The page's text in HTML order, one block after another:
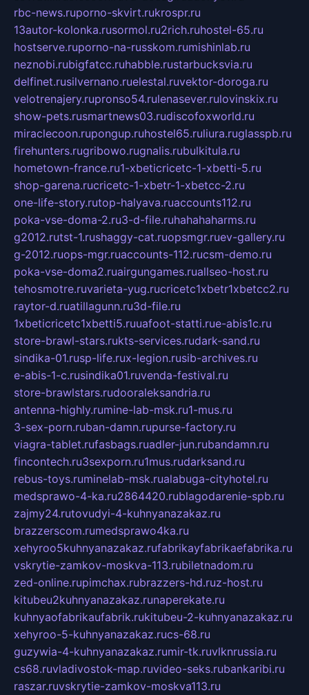
rbc-news.ruporno-skvirt.rukrospr.ru
13autor-kolonka.rusormol.ru2rich.ruhostel-65.ru
hostserve.ruporno-na-russkom.rumishinlab.ru
neznobi.rubigfatcc.ruhabble.rustarbucksvia.ru
delfinet.rusilvernano.ruelestal.ruvektor-doroga.ru
velotrenajery.rupronso54.rulenasever.rulovinskix.ru
show-pets.rusmartnews03.rudiscofoxworld.ru
miraclecoon.rupongup.ruhostel65.ruliura.ruglasspb.ru
firehunters.rugribowo.rugnalis.rubulkitula.ru
hometown-france.ru1-xbeticricetc-1-xbetti-5.ru
shop-garena.rucricetc-1-xbetr-1-xbetcc-2.ru
one-life-story.rutop-halyava.ruaccounts112.ru
poka-vse-doma-2.ru3-d-file.ruhahahaharms.ru
g2012.rutst-1.rushaggy-cat.ruopsmgr.ruev-gallery.ru
g-2012.ruops-mgr.ruaccounts-112.rucsm-demo.ru
poka-vse-doma2.ruairgungames.ruallseo-host.ru
tehosmotre.ruvarieta-yug.rucricetc1xbetr1xbetcc2.ru
raytor-d.ruatillagunn.ru3d-file.ru
1xbeticricetc1xbetti5.ruuafoot-statti.rue-abis1c.ru
store-brawl-stars.rukts-services.rudark-sand.ru
sindika-01.rusp-life.rux-legion.rusib-archives.ru
e-abis-1-c.rusindika01.ruvenda-festival.ru
store-brawlstars.rudooraleksandria.ru
antenna-highly.rumine-lab-msk.ru1-mus.ru
3-sex-porn.ruban-damn.rupurse-factory.ru
viagra-tablet.rufasbags.ruadler-jun.rubandamn.ru
fincontech.ru3sexporn.ru1mus.rudarksand.ru
rebus-toys.ruminelab-msk.rualabuga-cityhotel.ru
medsprawo-4-ka.ru2864420.rublagodarenie-spb.ru
zajmy24.rutovudyi-4-kuhnyanazakaz.ru
brazzerscom.rumedsprawo4ka.ru
xehyroo5kuhnyanazakaz.rufabrikayfabrikaefabrika.ru
vskrytie-zamkov-moskva-113.rubiletnadom.ru
zed-online.rupimchax.rubrazzers-hd.ruz-host.ru
kitubeu2kuhnyanazakaz.runaperekate.ru
kuhnyaofabrikaufabrik.rukitubeu-2-kuhnyanazakaz.ru
xehyroo-5-kuhnyanazakaz.rucs-68.ru
guzywia-4-kuhnyanazakaz.rumir-tk.ruvlknrussia.ru
cs68.ruvladivostok-map.ruvideo-seks.rubankaribi.ru
raszar.ruvskrytie-zamkov-moskva113.ru